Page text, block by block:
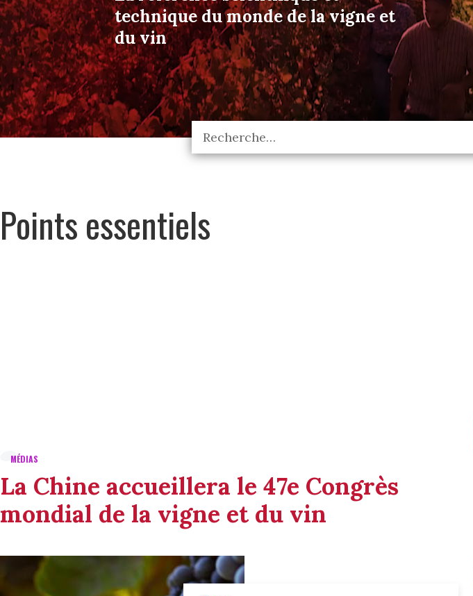
technique du monde de la vigne et
du vin
Points essentiels
MÉDIAS
La Chine accueillera le 47e Congrès
mondial de la vigne et du vin